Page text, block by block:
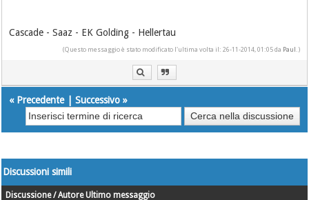
Cascade - Saaz - EK Golding - Hellertau
(Questo messaggio è stato modificato l'ultima volta il: 26-11-2014, 01:05 da Paul.)
« Precedente|Successivo »
Discussioni simili
Discussione / Autore Ultimo messaggio